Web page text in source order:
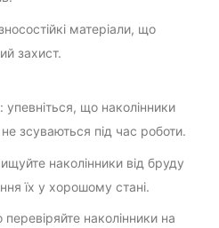
матеріали, що
захист.
що наколінники
не зсуваються під час роботи.
наколінники від бруду
їх у хорошому стані.
наколінники на